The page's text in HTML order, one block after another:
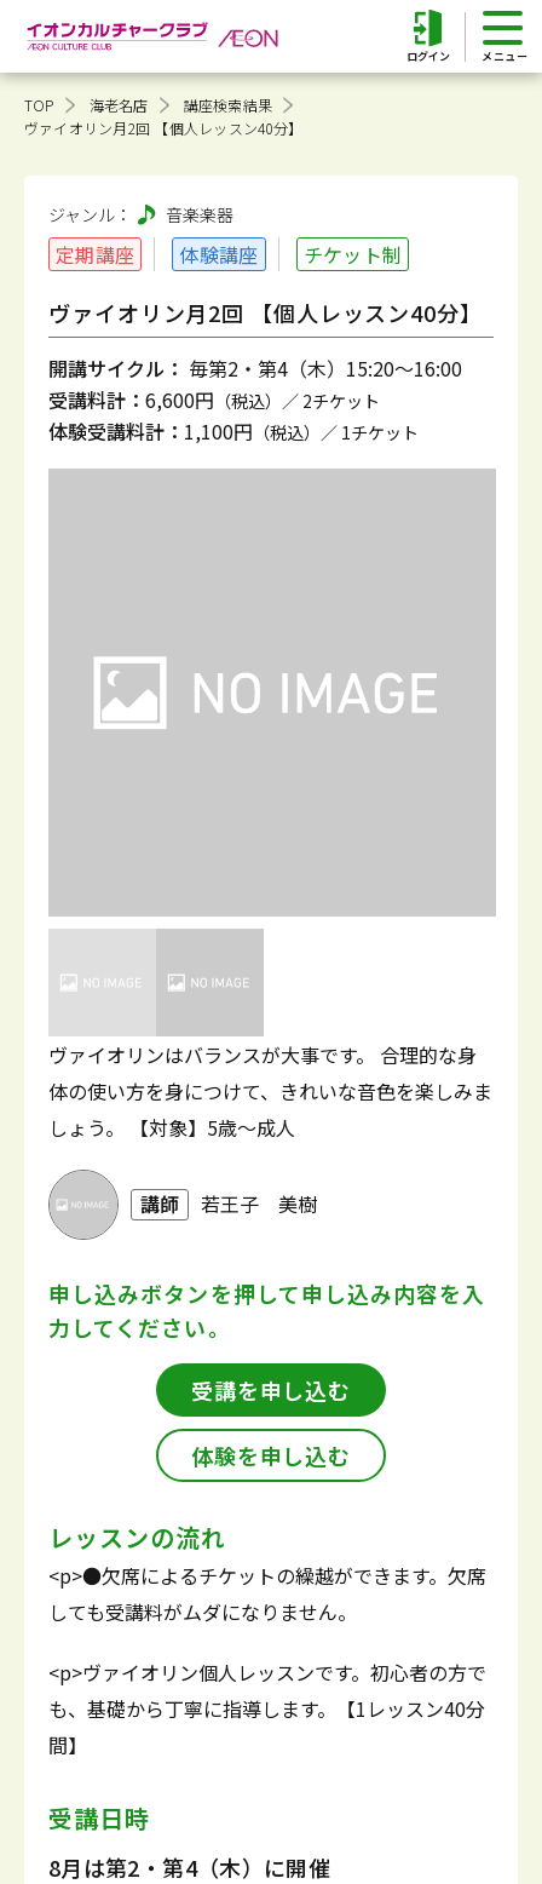
ログイン
TOP 海老名店
講座検索結果
ヴァイオリン月2回 【個人レッスン40分】
ジャンル： 音楽楽器
定期講座 体験講座 チケット制
ヴァイオリン月2回 【個人レッスン40分】
開講サイクル： 毎第2・第4（木）15:20～16:00
受講料計： 6,600円 （税込）／ 2チケット
体験受講料計： 1,100円 （税込）／ 1チケット
ヴァイオリンはバランスが大事です。 合理的な身
体の使い方を身につけて、きれいな音色を楽しみま
しょう。 【対象】5歳～成人
講師 若王子 美樹
申し込みボタンを押して申し込み内容を入
力してください。
受講を申し込む
体験を申し込む
レッスンの流れ
<p>●欠席によるチケットの繰越ができます。欠席
しても受講料がムダになりません。
<p>ヴァイオリン個人レッスンです。初心者の方で
も、基礎から丁寧に指導します。【1レッスン40分
間】
受講日時
8月は第2・第4（木）に開催